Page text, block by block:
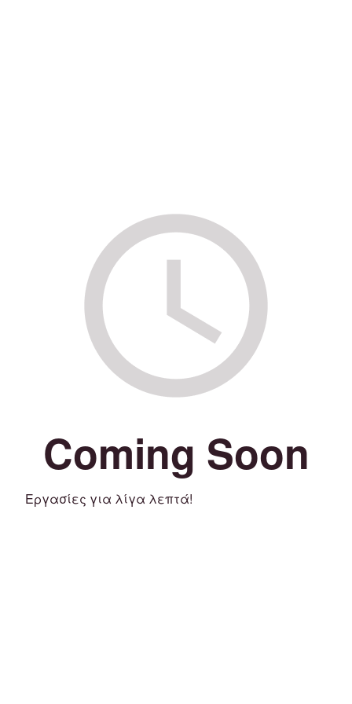
Coming Soon
Εργασίες για λίγα λεπτά!